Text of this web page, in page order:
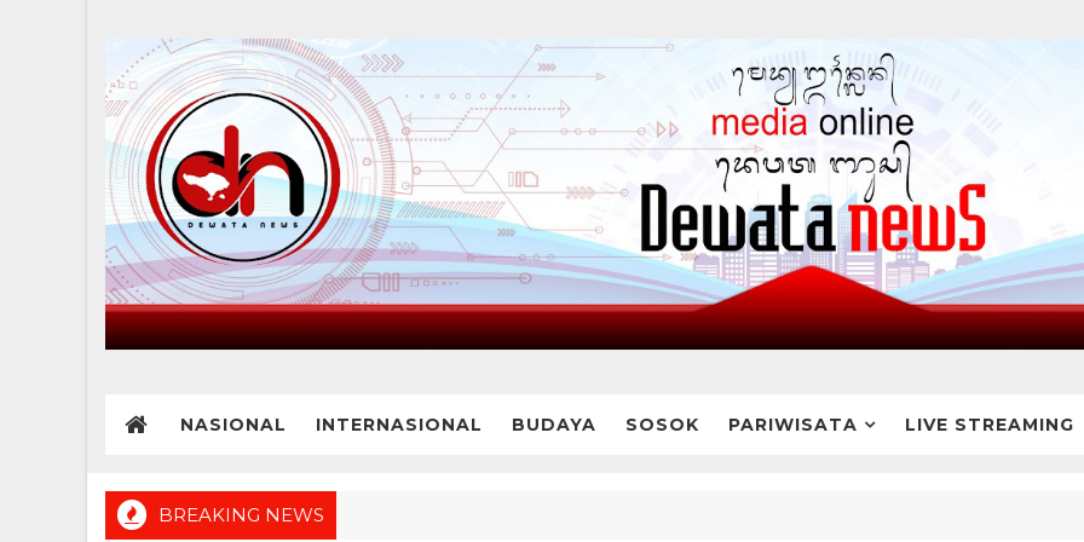
NASIONAL INTERNASIONAL BUDAYA SOSOK PARIWISATA LIVE STREAMING
BREAKING NEWS